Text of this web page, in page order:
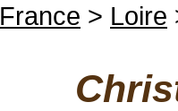
France > Loire